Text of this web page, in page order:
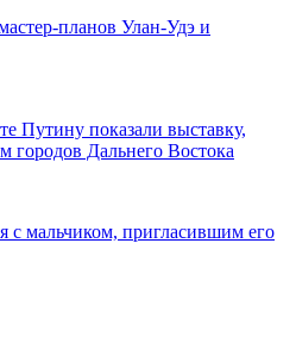
планов Улан-Удэ и
Путину показали выставку,
городов Дальнего Востока
с мальчиком, пригласившим его